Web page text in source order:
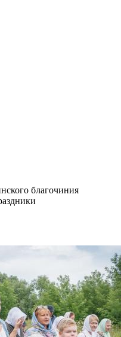
благочиния